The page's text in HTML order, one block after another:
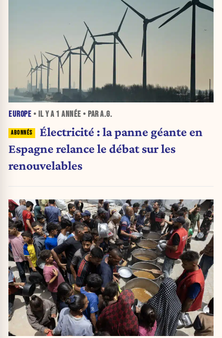
EUROPE • IL Y A 1 ANNÉE • PAR A.G.
Électricité : la panne géante en
Espagne relance le débat sur les
renouvelables